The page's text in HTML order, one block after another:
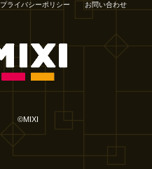
プライバシーポリシー お問い合わせ
©MIXI